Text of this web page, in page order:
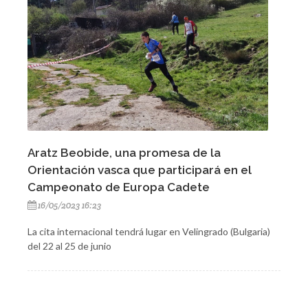
Aratz Beobide, una promesa de la
Orientación vasca que participará en el
Campeonato de Europa Cadete
16/05/2023 16:23
La cita internacional tendrá lugar en Velingrado (Bulgaria)
del 22 al 25 de junio